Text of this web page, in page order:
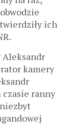
ich
Aleksandr
kamery
czasie ranny